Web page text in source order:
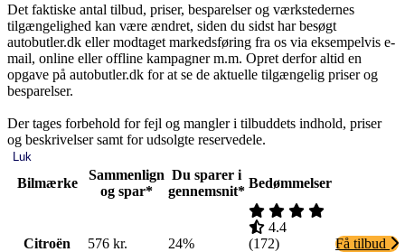
Det faktiske antal tilbud, priser, besparelser og værkstedernes
tilgængelighed kan være ændret, siden du sidst har besøgt
autobutler.dk eller modtaget markedsføring fra os via eksempelvis e-
mail, online eller offline kampagner m.m. Opret derfor altid en
opgave på autobutler.dk for at se de aktuelle tilgængelig priser og
besparelser.
Der tages forbehold for fejl og mangler i tilbuddets indhold, priser
og beskrivelser samt for udsolgte reservedele.
Luk
Bilmærke
Sammenlign
og spar*
Du sparer i
gennemsnit*
Bedømmelser
Citroën 576 kr. 24%
4.4
(172) Få tilbud